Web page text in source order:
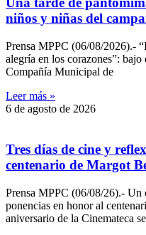
niños y niñas del
Prensa MPPC (06/08/2026).-
alegría en los corazones”:
Compañía Municipal de
Leer más »
6 de agosto de 2026
Tres días de cine y
centenario de Margot
Prensa MPPC (06/08/26).-
ponencias en honor al
aniversario de la Cinemateca se